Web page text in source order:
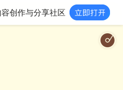
创作与分享社区
心灵之光(钢琴曲